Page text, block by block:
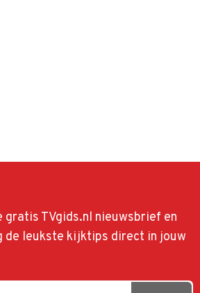
gratis TVgids.nl nieuwsbrief en
de leukste kijktips direct in jouw